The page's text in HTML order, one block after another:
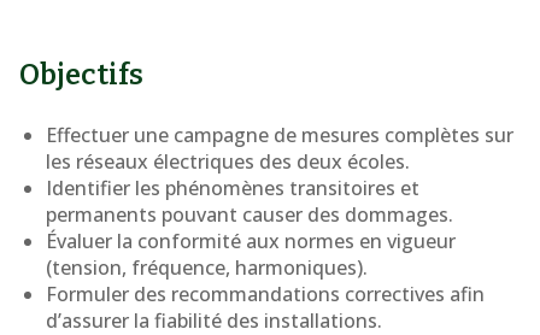
Objectifs
Effectuer une campagne de mesures complètes sur
les réseaux électriques des deux écoles.
Identifier les phénomènes transitoires et
permanents pouvant causer des dommages.
Évaluer la conformité aux normes en vigueur
(tension, fréquence, harmoniques).
Formuler des recommandations correctives afin
d’assurer la fiabilité des installations.